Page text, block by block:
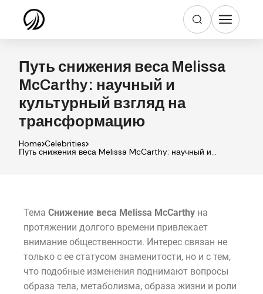
Путь снижения веса Melissa
McCarthy: научный и
культурный взгляд на
трансформацию
Home Celebrities
Путь снижения веса Melissa McCarthy: научный и
Тема Снижение веса Melissa McCarthy на
протяжении долгого времени привлекает
внимание общественности. Интерес связан не
только с ее статусом знаменитости, но и с тем,
что подобные изменения поднимают вопросы
образа тела, метаболизма, образа жизни и роли